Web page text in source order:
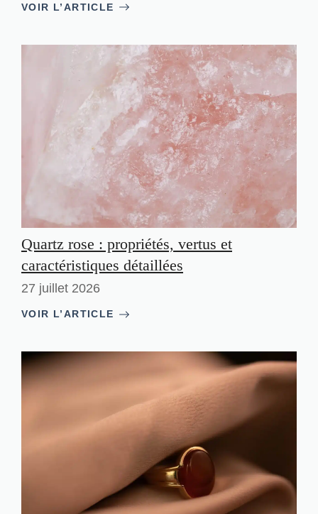
VOIR L’ARTICLE
Quartz rose : propriétés, vertus et
caractéristiques détaillées
27 juillet 2026
VOIR L’ARTICLE